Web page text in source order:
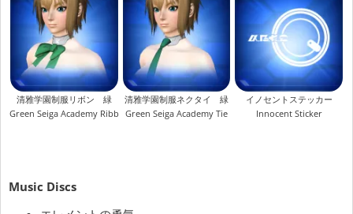
清雅学園制服リボン 緑
Green Seiga Academy Ribbon
清雅学園制服ネクタイ 緑
Green Seiga Academy Tie
イノセントステッカー
Innocent Sticker
Music Discs